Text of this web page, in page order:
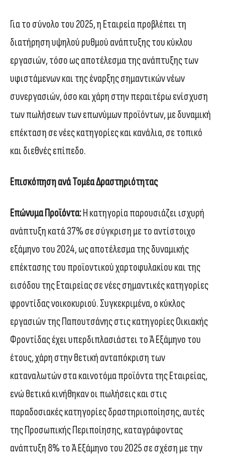
Για το σύνολο του 2025, η Εταιρεία προβλέπει τη
διατήρηση υψηλού ρυθμού ανάπτυξης του κύκλου
εργασιών, τόσο ως αποτέλεσμα της ανάπτυξης των
υφιστάμενων και της έναρξης σημαντικών νέων
συνεργασιών, όσο και χάρη στην περαιτέρω ενίσχυση
των πωλήσεων των επωνύμων προϊόντων, με δυναμική
επέκταση σε νέες κατηγορίες και κανάλια, σε τοπικό
και διεθνές επίπεδο.
Επισκόπηση ανά Τομέα Δραστηριότητας
Επώνυμα Προϊόντα:Η κατηγορία παρουσιάζει ισχυρή
ανάπτυξη κατά 37% σε σύγκριση με το αντίστοιχο
εξάμηνο του 2024, ως αποτέλεσμα της δυναμικής
επέκτασης του προϊοντικού χαρτοφυλακίου και της
εισόδου της Εταιρείας σε νέες σημαντικές κατηγορίες
φροντίδας νοικοκυριού. Συγκεκριμένα, ο κύκλος
εργασιών της Παπουτσάνης στις κατηγορίες Οικιακής
Φροντίδας έχει υπερδιπλασιάστει το Ά Εξάμηνο του
έτους, χάρη στην θετική ανταπόκριση των
καταναλωτών στα καινοτόμα προϊόντα της Εταιρείας,
ενώ θετικά κινήθηκαν οι πωλήσεις και στις
παραδοσιακές κατηγορίες δραστηριοποίησης, αυτές
της Προσωπικής Περιποίησης, καταγράφοντας
ανάπτυξη 8% το Ά Εξάμηνο του 2025 σε σχέση με την